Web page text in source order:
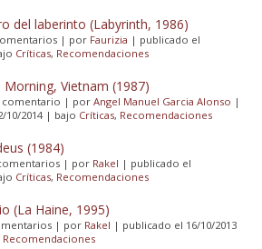
del laberinto (Labyrinth, 1986)
| por Faurizia | publicado el
Críticas, Recomendaciones
Morning, Vietnam (1987)
comentario | por Angel Manuel Garcia Alonso |
10/2014| bajo Críticas, Recomendaciones
(1984)
| por Rakel | publicado el
Críticas, Recomendaciones
(La Haine, 1995)
| por Rakel | publicado el 16/10/2013
Recomendaciones